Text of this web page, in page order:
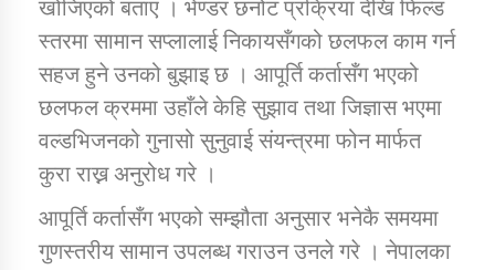
तातोपानी गाउँपालिकाको न्यायिक समिति सम्बन्धी सन्देश
तातोपानी गाउँपालिका जुम्लाको महिला तथा लैङ्गिक हिंसा
सम्बन्धी सूचना सन्देश
तातोपानी गाउँपालिका जुम्लाको महिनावारी सम्बन्धिकाे
सन्देश
खोजिएको बताए । भेण्डर छनोट प्रक्रिया देखि फिल्ड
स्तरमा सामान सप्लालाई निकायसँगको छलफल काम गर्न
सहज हुने उनको बुझाइ छ । आपूर्ति कर्तासँग भएको
छलफल क्रममा उहाँले केहि सुझाव तथा जिज्ञास भएमा
वल्डभिजनको गुनासो सुनुवाई संयन्त्रमा फोन मार्फत
कुरा राख्न अनुरोध गरे ।
आपूर्ति कर्तासँग भएको सम्झौता अनुसार भनेकै समयमा
गुणस्तरीय सामान उपलब्ध गराउन उनले गरे । नेपालका